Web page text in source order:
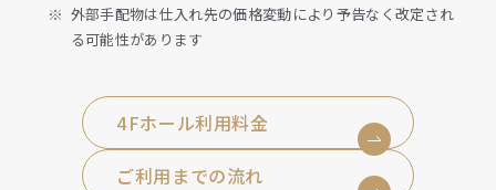
外部手配物は仕入れ先の価格変動により予告なく改定され
る可能性があります
4Fホール利用料金
ご利用までの流れ